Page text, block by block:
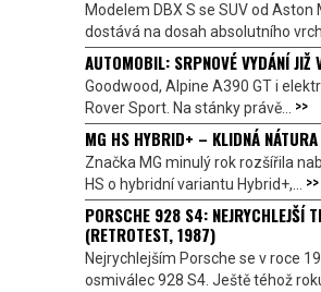
Modelem DBX S se SUV od Aston
dostává na dosah absolutního
AUTOMOBIL: SRPNOVÉ VYDÁNÍ JIŽ
Goodwood, Alpine A390 GT i
Rover Sport. Na stánky právě... >>
MG HS HYBRID+ – KLIDNÁ NÁTURA
Značka MG minulý rok rozšířila
HS o hybridní variantu Hybrid+,... >>
PORSCHE 928 S4: NEJRYCHLEJŠÍ
(RETROTEST, 1987)
Nejrychlejším Porsche se v roce
osmiválec 928 S4. Ještě téhož